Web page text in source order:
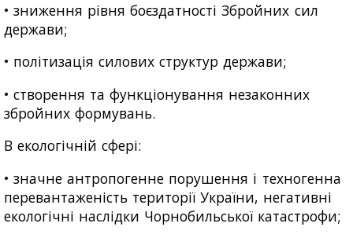
• зниження рівня боєздатності Збройних сил
держави;
• політизація силових структур держави;
• створення та функціонування незаконних
збройних формувань.
В екологічній сфері:
• значне антропогенне порушення і техногенна
перевантаженість території України, негативні
екологічні наслідки Чорнобильської катастрофи;